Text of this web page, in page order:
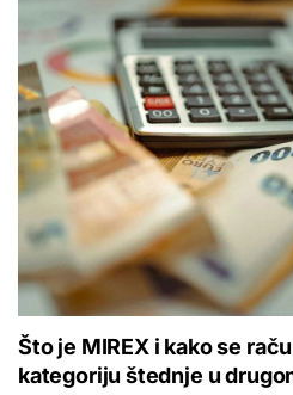
Što je MIREX i kako se
kategoriju štednje u